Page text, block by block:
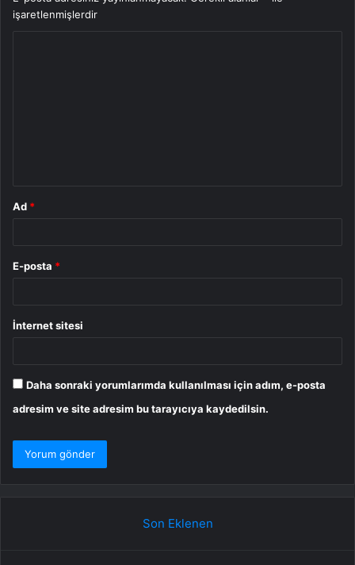
işaretlenmişlerdir
Ad *
E-posta *
İnternet sitesi
Daha sonraki yorumlarımda kullanılması için adım, e-posta
adresim ve site adresim bu tarayıcıya kaydedilsin.
Son Eklenen